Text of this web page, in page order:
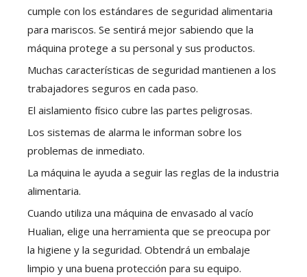
cumple con los estándares de seguridad alimentaria
para mariscos. Se sentirá mejor sabiendo que la
máquina protege a su personal y sus productos.
Muchas características de seguridad mantienen a los
trabajadores seguros en cada paso.
El aislamiento físico cubre las partes peligrosas.
Los sistemas de alarma le informan sobre los
problemas de inmediato.
La máquina le ayuda a seguir las reglas de la industria
alimentaria.
Cuando utiliza una máquina de envasado al vacío
Hualian, elige una herramienta que se preocupa por
la higiene y la seguridad. Obtendrá un embalaje
limpio y una buena protección para su equipo.